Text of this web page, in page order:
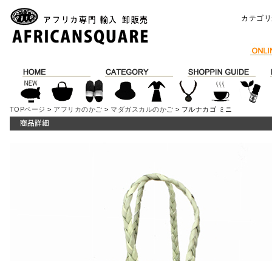
カテゴ
TOPページ > アフリカのかご > マダガスカルのかご > フルナカゴ ミニ